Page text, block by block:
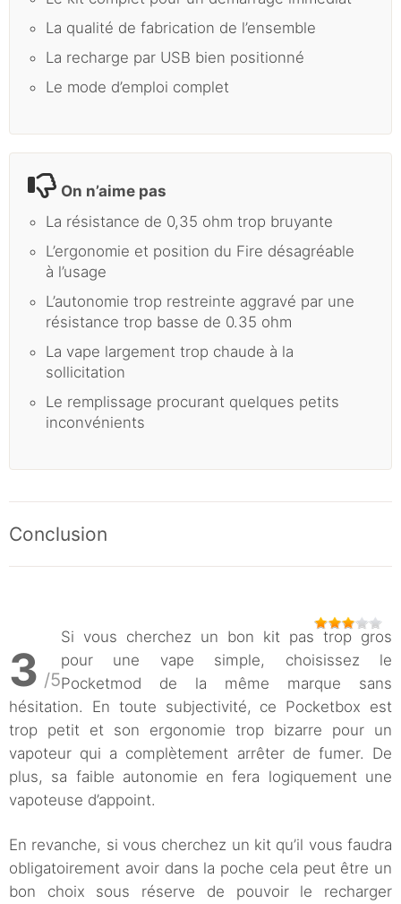
La qualité de fabrication de l’ensemble
La recharge par USB bien positionné
Le mode d’emploi complet
On n’aime pas
La résistance de 0,35 ohm trop bruyante
L’ergonomie et position du Fire désagréable
à l’usage
L’autonomie trop restreinte aggravé par une
résistance trop basse de 0.35 ohm
La vape largement trop chaude à la
sollicitation
Le remplissage procurant quelques petits
inconvénients
Conclusion
3 /5
Si vous cherchez un bon kit pas trop gros
pour une vape simple, choisissez le
Pocketmod de la même marque sans
hésitation. En toute subjectivité, ce Pocketbox est
trop petit et son ergonomie trop bizarre pour un
vapoteur qui a complètement arrêter de fumer. De
plus, sa faible autonomie en fera logiquement une
vapoteuse d’appoint.
En revanche, si vous cherchez un kit qu’il vous faudra
obligatoirement avoir dans la poche cela peut être un
bon choix sous réserve de pouvoir le recharger